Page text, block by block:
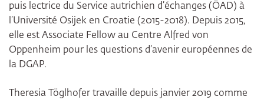
puis lectrice du Service autrichien d’échanges (ÖAD) à
l’Université Osijek en Croatie (2015-2018). Depuis 2015,
elle est Associate Fellow au Centre Alfred von
Oppenheim pour les questions d’avenir européennes de
la DGAP.
Theresia Töglhofer travaille depuis janvier 2019 comme